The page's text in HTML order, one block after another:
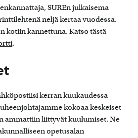
SUREn julkaisema
neljä kertaa vuodessa.
kotiin kannettuna. Katso tästä
.
kerran kuukaudessa
kokoaa keskeiset
ammattiin liittyvät kuulumiset. Ne
opetusalan